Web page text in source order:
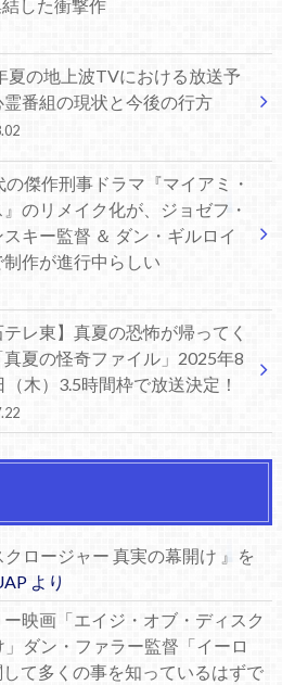
した衝撃作
夏の地上波TVにおける放送予
霊番組の現状と今後の行方
の傑作刑事ドラマ『マイアミ・
のリメイク化が、ジョゼフ・
スキー監督 ＆ ダン・ギルロイ
制作が進行中らしい
テレ東】真夏の恐怖が帰ってく
真夏の怪奇ファイル」2025年8
（木）3.5時間枠で放送決定！
クロージャー 真実の幕開け 』を
より
映画「エイジ・オブ・ディスク
ダン・ファラー監督「イーロ
て多くの事を知っているはずで